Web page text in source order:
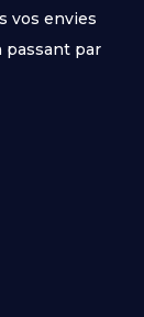
vos envies
passant par